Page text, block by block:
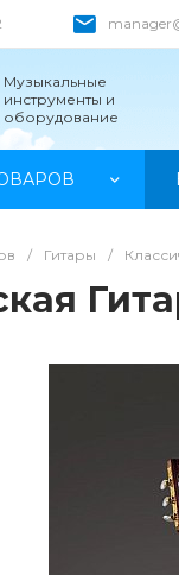
Музыкальные
инструменты и
оборудование
/ Гитары /